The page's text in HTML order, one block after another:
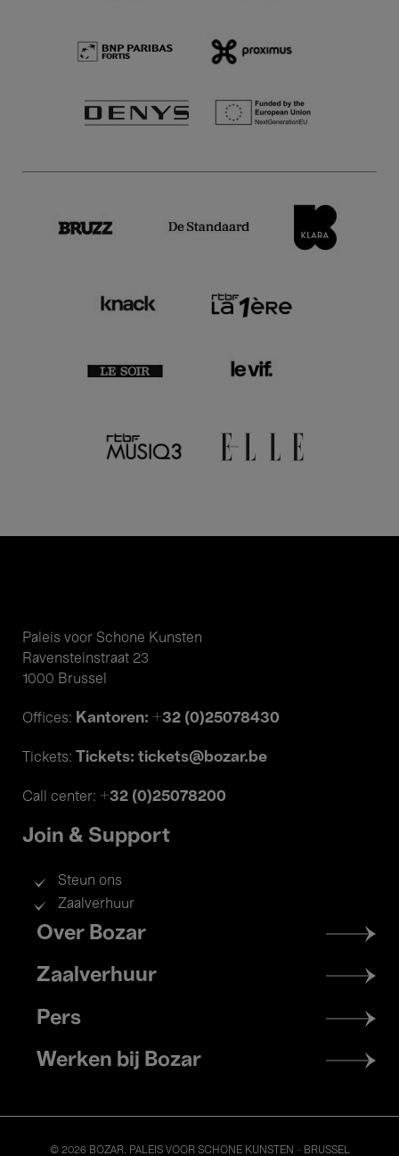
Paleis voor Schone Kunsten
Ravensteinstraat 23
1000 Brussel
Offices: Kantoren: +32 (0)25078430
Tickets: Tickets: tickets@bozar.be
Call center: +32 (0)25078200
Join & Support
Steun ons
Zaalverhuur
Footer
menu
Over Bozar
Zaalverhuur
Pers
Werken bij Bozar
© 2026 BOZAR. PALEIS VOOR SCHONE KUNSTEN - BRUSSEL